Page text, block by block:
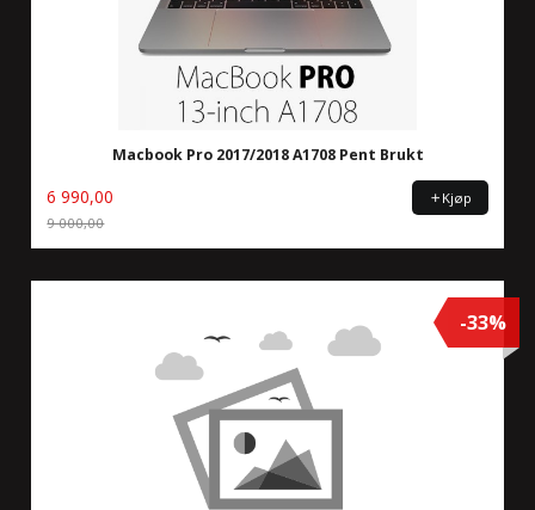
Macbook Pro 2017/2018 A1708 Pent Brukt
6 990,00
9 000,00
Rabatt
Kjøp
-33%